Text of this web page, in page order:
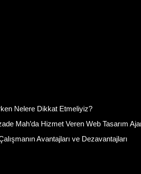
Nelere Dikkat Etmeliyiz?
Mah’da Hizmet Veren Web Tasarım
Avantajları ve Dezavantajları